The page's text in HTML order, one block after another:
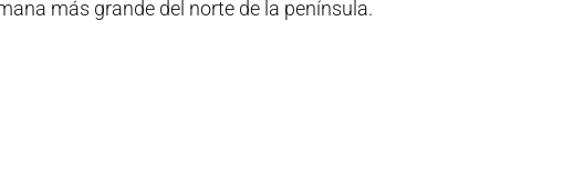
más grande del norte de la península.